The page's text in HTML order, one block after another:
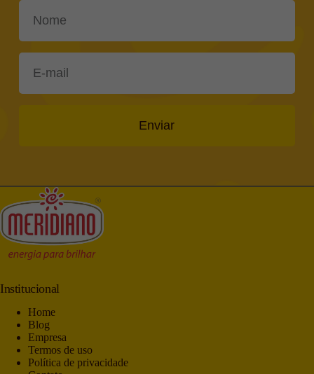
Enviar
Institucional
Home
Blog
Empresa
Termos de uso
Política de privacidade